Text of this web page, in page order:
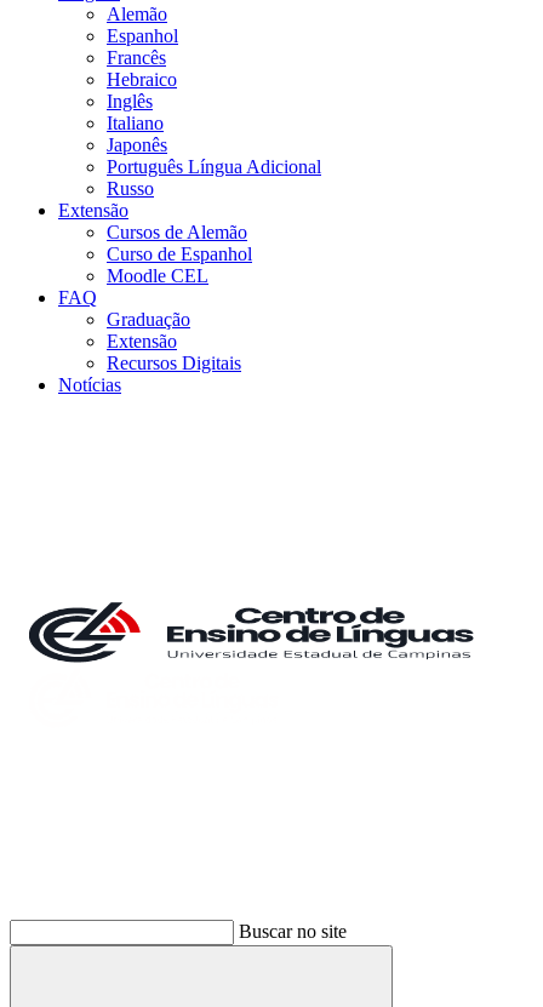
Alemão
Espanhol
Francês
Hebraico
Inglês
Italiano
Japonês
Português Língua Adicional
Russo
Extensão
Cursos de Alemão
Curso de Espanhol
Moodle CEL
FAQ
Graduação
Extensão
Recursos Digitais
Notícias
Buscar no site